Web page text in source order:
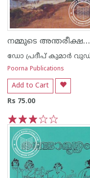
നമ്മുടെ അന്തരീക്ഷവും കാലാവസ്ഥാ ഘടകങ്ങ‌ളും
Poorna Publications
Add to Cart
Rs 75.00
5
4
3
2
1